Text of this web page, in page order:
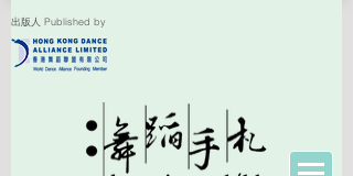
出版人 Published by